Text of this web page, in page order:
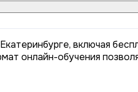
включая
онлайн-обучения